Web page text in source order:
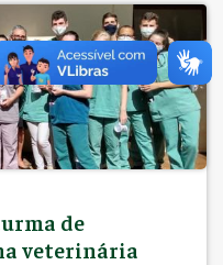
de
veterinária